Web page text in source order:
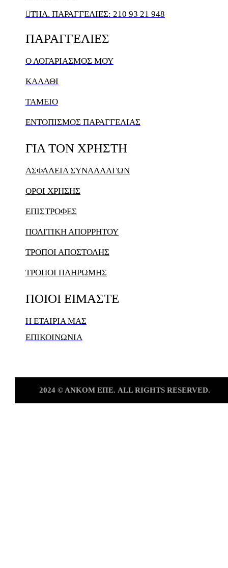
ΤΗΛ. ΠΑΡΑΓΓΕΛΙΕΣ: 210 93 21 948
ΠΑΡΑΓΓΕΛΙΕΣ
Ο ΛΟΓΑΡΙΑΣΜΌΣ ΜΟΥ
ΚΑΛΆΘΙ
ΤΑΜΕΙΟ
ΕΝΤΟΠΙΣΜΟΣ ΠΑΡΑΓΓΕΛΙΑΣ
ΓΙΑ ΤΟΝ ΧΡΗΣΤΗ
ΑΣΦΑΛΕΙΑ ΣΥΝΑΛΛΑΓΩΝ
ΟΡΟΙ ΧΡΗΣΗΣ
ΕΠΙΣΤΡΟΦΕΣ
ΠΟΛΙΤΙΚΗ ΑΠΟΡΡΗΤΟΥ
ΤΡΟΠΟΙ ΑΠΟΣΤΟΛΗΣ
ΤΡΟΠΟΙ ΠΛΗΡΩΜΗΣ
ΠΟΙΟΙ ΕΙΜΑΣΤΕ
Η ΕΤΑΙΡΙΑ ΜΑΣ
ΕΠΙΚΟΙΝΩΝΙΑ
2024 © ΑΝKOM ΕΠΕ. ALL RIGHTS RESERVED.